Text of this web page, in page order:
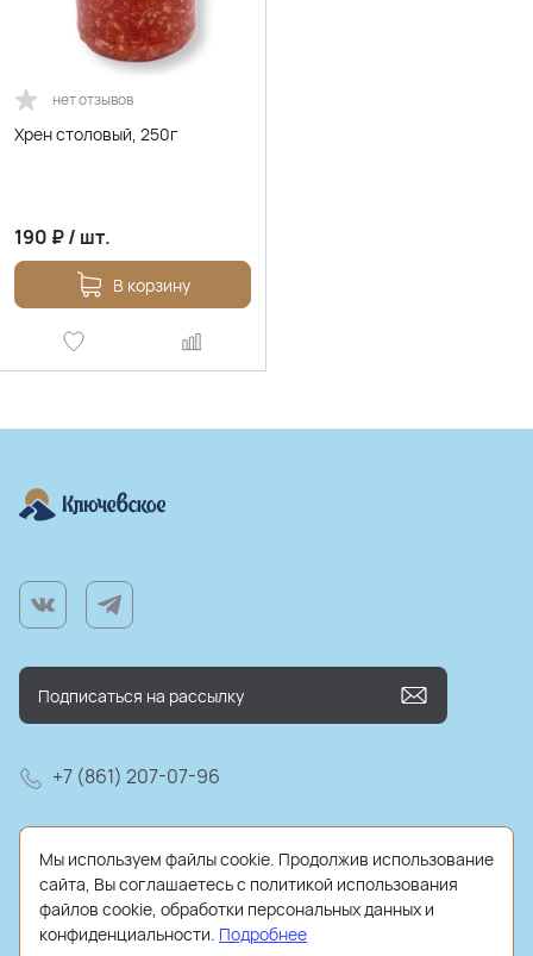
нет отзывов
Хрен столовый, 250г
190 ₽/ шт.
В корзину
+7 (861) 207-07-96
farm@kluchmilk.ru
Мы используем файлы cookie. Продолжив использование
сайта, Вы соглашаетесь с политикой использования
файлов cookie, обработки персональных данных и
конфиденциальности. Подробнее